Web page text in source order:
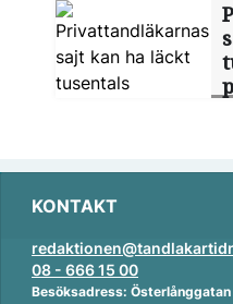
KONTAKT
08 - 666 15 00
Besöksadress: